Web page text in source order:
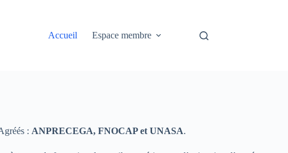
Accueil
Espace membre
: ANPRECEGA, FNOCAP et UNASA.